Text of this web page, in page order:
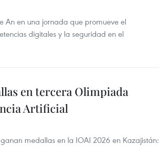
An en una jornada que promueve el
digitales y la seguridad en el
en tercera Olimpiada
Artificial
medallas en la IOAI 2026 en Kazajistán: